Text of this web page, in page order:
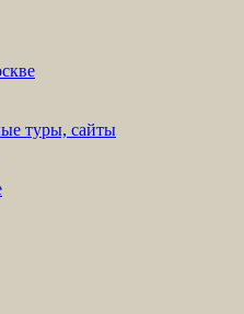
туры, сайты